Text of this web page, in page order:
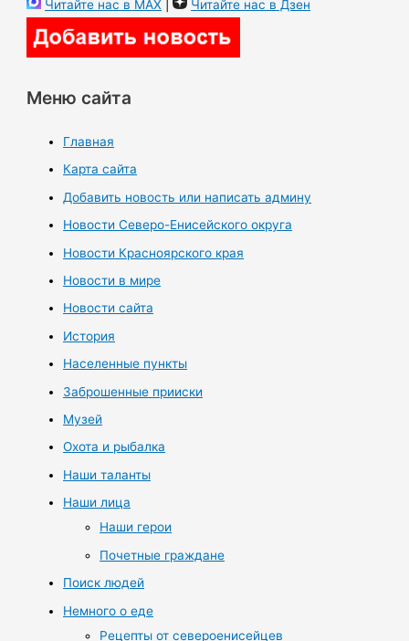
Читайте нас в MAX | Читайте нас в Дзен
Меню сайта
Главная
Карта сайта
Добавить новость или написать админу
Новости Северо-Енисейского округа
Новости Красноярского края
Новости в мире
Новости сайта
История
Населенные пункты
Заброшенные прииски
Музей
Охота и рыбалка
Наши таланты
Наши лица
Наши герои
Почетные граждане
Поиск людей
Немного о еде
Рецепты от североенисейцев